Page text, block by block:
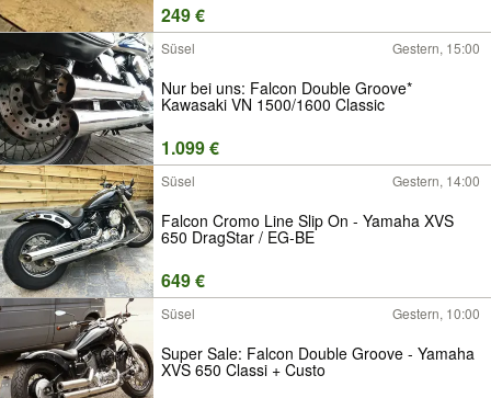
249 €
Süsel Gestern, 15:00
Nur bei uns: Falcon Double Groove*
Kawasaki VN 1500/1600 Classic
1.099 €
Süsel Gestern, 14:00
Falcon Cromo Line Slip On - Yamaha XVS
650 DragStar / EG-BE
649 €
Süsel Gestern, 10:00
Super Sale: Falcon Double Groove - Yamaha
XVS 650 Classi + Custo